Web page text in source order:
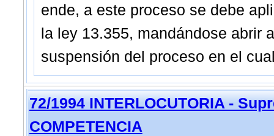
ende, a este proceso se debe
la ley 13.355, mandándose abrir
suspensión del proceso en el
72/1994 INTERLOCUTORIA -
COMPETENCIA